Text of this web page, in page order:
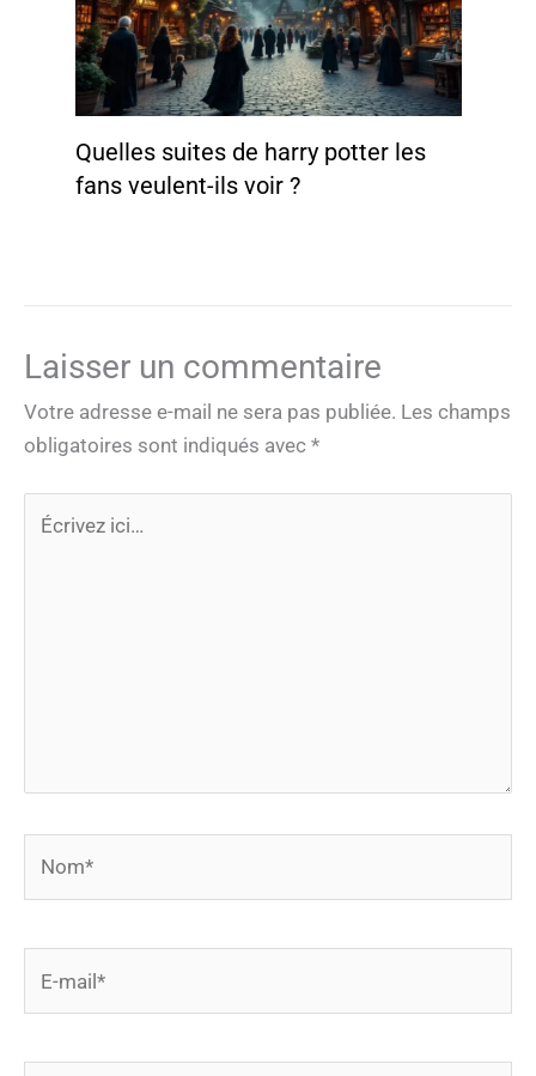
Quelles suites de harry potter les
fans veulent-ils voir ?
Laisser un commentaire
Votre adresse e-mail ne sera pas publiée. Les champs
obligatoires sont indiqués avec *
mail*